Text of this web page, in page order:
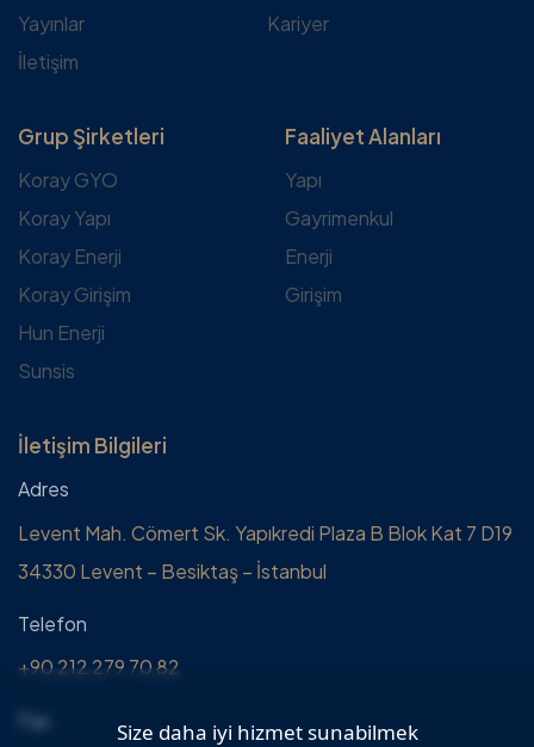
Yayınlar
Kariyer
İletişim
Grup Şirketleri
Koray GYO
Koray Yapı
Koray Enerji
Koray Girişim
Hun Enerji
Sunsis
Faaliyet Alanları
Yapı
Gayrimenkul
Enerji
Girişim
İletişim Bilgileri
Adres
Levent Mah. Cömert Sk. Yapıkredi Plaza B Blok Kat 7 D19
34330 Levent – Besiktaş – İstanbul
Telefon
+90 212 279 70 82
Fax Size daha iyi hizmet sunabilmek